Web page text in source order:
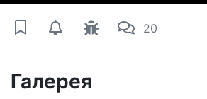
20
Галерея